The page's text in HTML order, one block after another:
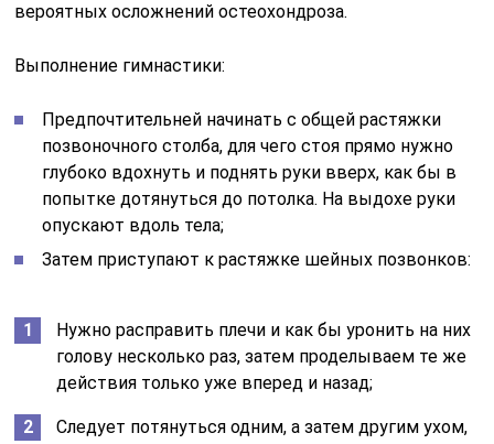
вероятных осложнений остеохондроза.
Выполнение гимнастики:
Предпочтительней начинать с общей растяжки
позвоночного столба, для чего стоя прямо нужно
глубоко вдохнуть и поднять руки вверх, как бы в
попытке дотянуться до потолка. На выдохе руки
опускают вдоль тела;
Затем приступают к растяжке шейных позвонков:
Нужно расправить плечи и как бы уронить на них
голову несколько раз, затем проделываем те же
действия только уже вперед и назад;
Следует потянуться одним, а затем другим ухом,